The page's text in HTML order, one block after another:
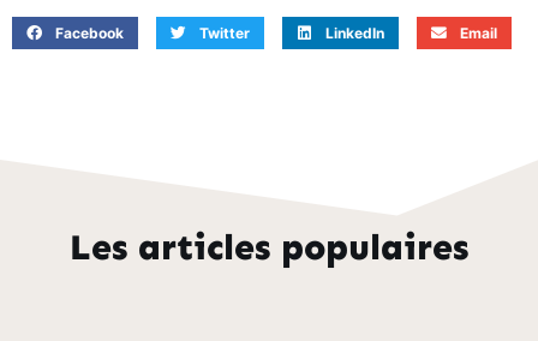
Facebook Twitter LinkedIn Email
Les articles populaires